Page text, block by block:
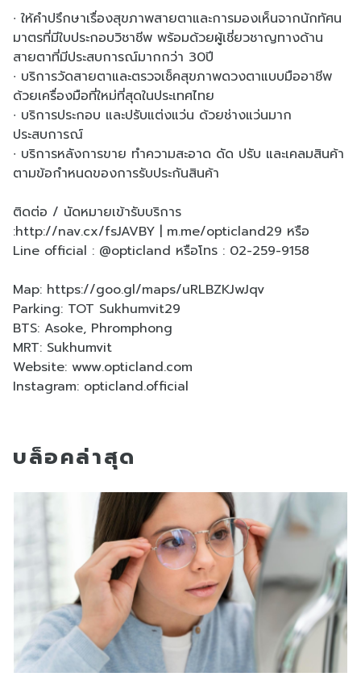
∙ ให้คำปรึกษาเรื่องสุขภาพสายตาและการมองเห็นจากนักทัศน
มาตรที่มีใบประกอบวิชาชีพ พร้อมด้วยผู้เชี่ยวชาญทางด้าน
สายตาที่มีประสบการณ์มากกว่า 30ปี
∙ บริการวัดสายตาและตรวจเช็คสุขภาพดวงตาแบบมืออาชีพ
ด้วยเครื่องมือที่ใหม่ที่สุดในประเทศไทย
∙ บริการประกอบ และปรับแต่งแว่น ด้วยช่างแว่นมาก
ประสบการณ์
∙ บริการหลังการขาย ทำความสะอาด ดัด ปรับ และเคลมสินค้า
ตามข้อกำหนดของการรับประกันสินค้า
ติดต่อ / นัดหมายเข้ารับบริการ
:http://nav.cx/fsJAVBY | m.me/opticland29 หรือ
Line official : @opticland หรือโทร : 02-259-9158
Map: https://goo.gl/maps/uRLBZKJwJqv
Parking: TOT Sukhumvit29
BTS: Asoke, Phromphong
MRT: Sukhumvit
Website: www.opticland.com
Instagram: opticland.official
บล็อคล่าสุด